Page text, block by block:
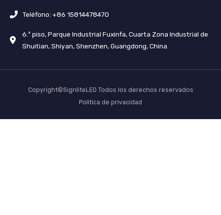
Teléfono: +86 15814478470
6.º piso, Parque Industrial Fuxinfa, Cuarta Zona Industrial de
Shuitian, Shiyan, Shenzhen, Guangdong, China
Copyright©SignliteLED Todos los derechos reservados
Política de privacidad